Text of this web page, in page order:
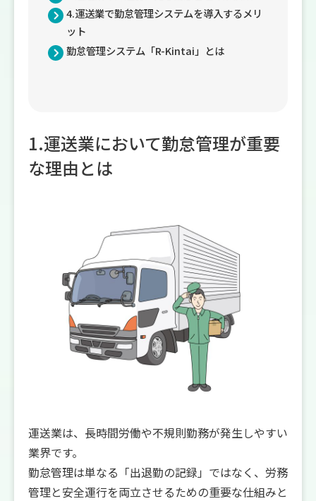
4.運送業で勤怠管理システムを導入するメリ
ット
勤怠管理システム「R-Kintai」とは
1.運送業において勤怠管理が重要
な理由とは
運送業は、長時間労働や不規則勤務が発生しやすい
業界です。
勤怠管理は単なる「出退勤の記録」ではなく、労務
管理と安全運行を両立させるための重要な仕組みと